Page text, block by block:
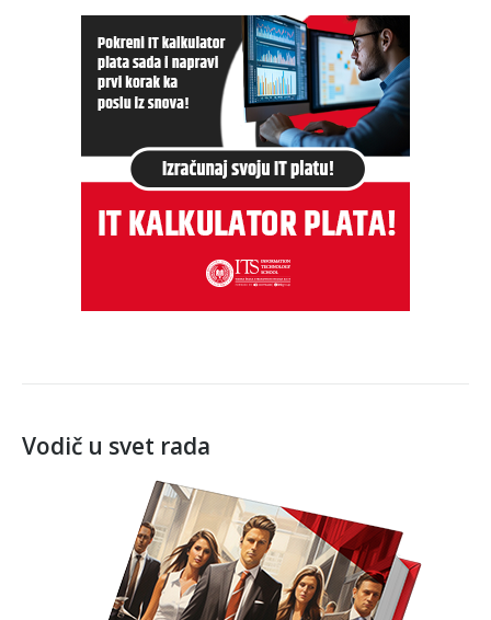
Vodič u svet rada